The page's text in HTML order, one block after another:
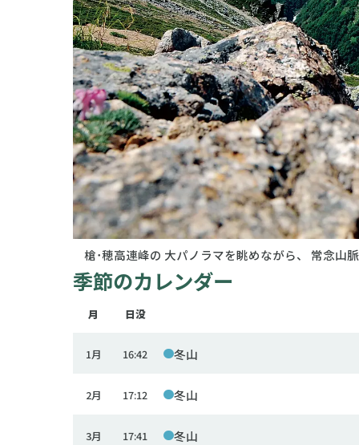
槍･穂高連峰の 大パノラマを眺めながら、 常念山
季節のカレンダー
月 日没
1月 16:42 冬山
2月 17:12 冬山
3月 17:41 冬山